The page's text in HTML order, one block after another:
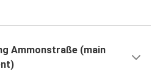
Ammonstraße (main